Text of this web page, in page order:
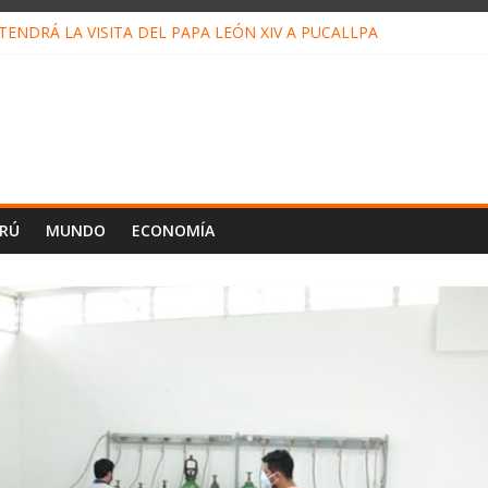
LA VISITA DEL PAPA LEÓN XIV A PUCALLPA
MUNDO ECONOMÍA